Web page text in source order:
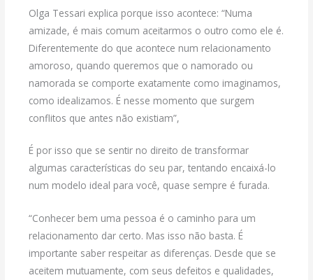
Olga Tessari explica porque isso acontece: “Numa
amizade, é mais comum aceitarmos o outro como ele é.
Diferentemente do que acontece num relacionamento
amoroso, quando queremos que o namorado ou
namorada se comporte exatamente como imaginamos,
como idealizamos. É nesse momento que surgem
conflitos que antes não existiam”,
É por isso que se sentir no direito de transformar
algumas características do seu par, tentando encaixá-lo
num modelo ideal para você, quase sempre é furada.
“Conhecer bem uma pessoa é o caminho para um
relacionamento dar certo. Mas isso não basta. É
importante saber respeitar as diferenças. Desde que se
aceitem mutuamente, com seus defeitos e qualidades,